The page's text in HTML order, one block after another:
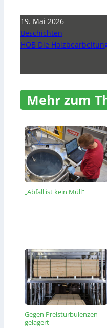
19. Mai 2026
Beschichten
HOB Die
Mehr zum
„Abfall ist kein Müll“
Gegen Preisturbulenzen
gelagert